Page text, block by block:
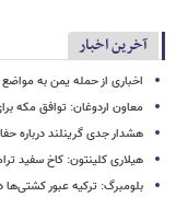
آخرین اخبار
اخباری از حمله یمن به
معاون اردوغان: توافق مکه
هشدار جدی گرینلند درباره
هیلاری کلینتون: کاخ سفید
بلومبرگ: ترکیه عبور کشتی‌ها